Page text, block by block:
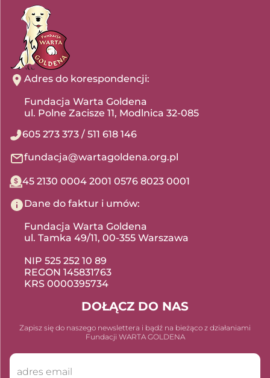
Adres do korespondencji:
Fundacja Warta Goldena
ul. Polne Zacisze 11, Modlnica 32-085
605 273 373 / 511 618 146
fundacja@wartagoldena.org.pl
45 2130 0004 2001 0576 8023 0001
Dane do faktur i umów:
Fundacja Warta Goldena
ul. Tamka 49/11, 00-355 Warszawa
NIP 525 252 10 89
REGON 145831763
KRS 0000395734
DOŁĄCZ DO NAS
Zapisz się do naszego newslettera i bądź na bieżąco z działaniami
Fundacji WARTA GOLDENA